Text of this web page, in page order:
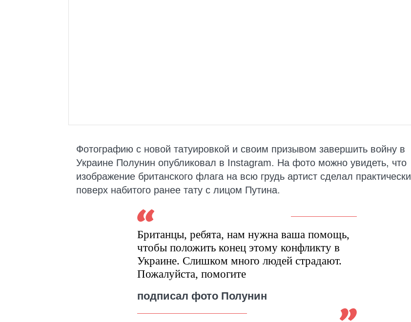
Фотографию с новой татуировкой и своим призывом завершить войну в
Украине Полунин опубликовал в Instagram. На фото можно увидеть, что
изображение британского флага на всю грудь артист сделал практически
поверх набитого ранее тату с лицом Путина.
Британцы, ребята, нам нужна ваша помощь,
чтобы положить конец этому конфликту в
Украине. Слишком много людей страдают.
Пожалуйста, помогите
подписал фото Полунин